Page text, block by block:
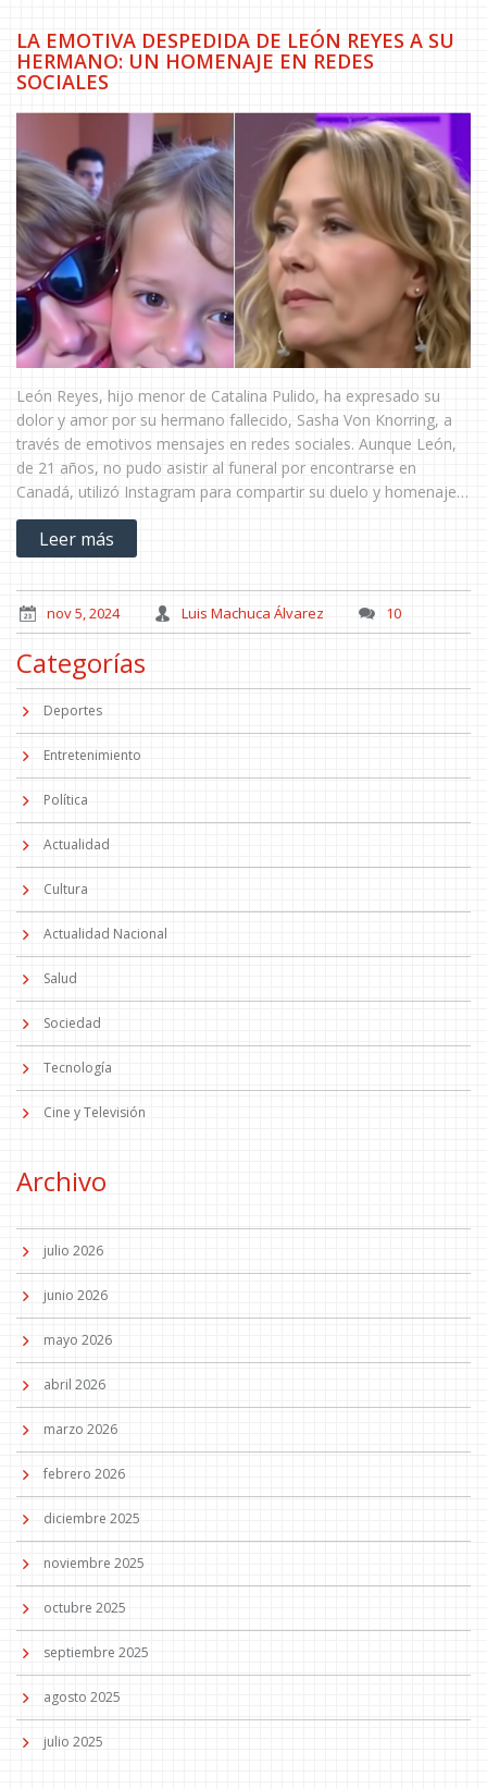
LA EMOTIVA DESPEDIDA DE LEÓN REYES A SU
HERMANO: UN HOMENAJE EN REDES
SOCIALES
León Reyes, hijo menor de Catalina Pulido, ha expresado su
dolor y amor por su hermano fallecido, Sasha Von Knorring, a
través de emotivos mensajes en redes sociales. Aunque León,
de 21 años, no pudo asistir al funeral por encontrarse en
Canadá, utilizó Instagram para compartir su duelo y homenaje a
Sasha, quien murió a los 28 años tras varios días hospitalizado.
Catalina Pulido también rindió tributo a su hijo con una emotiva
despedida.
Leer más
nov 5, 2024 Luis Machuca Álvarez 10
Categorías
Deportes
Entretenimiento
Política
Actualidad
Cultura
Actualidad Nacional
Salud
Sociedad
Tecnología
Cine y Televisión
Archivo
julio 2026
junio 2026
mayo 2026
abril 2026
marzo 2026
febrero 2026
diciembre 2025
noviembre 2025
octubre 2025
septiembre 2025
agosto 2025
julio 2025